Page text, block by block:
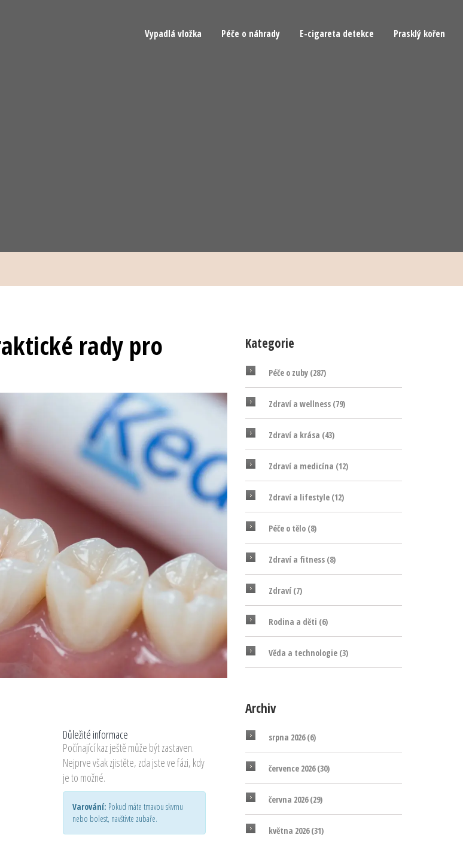
Vypadlá vložka Péče o náhrady E-cigareta detekce Prasklý kořen
rady pro
Důležité informace
Počínající kaz ještě může být zastaven.
Nejprve však zjistěte, zda jste ve fázi, kdy
je to možné.
Varování: Pokud máte tmavou skvrnu
nebo bolest, navštivte zubaře.
Kategorie
Péče o zuby (287)
Zdraví a wellness (79)
Zdraví a krása (43)
Zdraví a medicína (12)
Zdraví a lifestyle (12)
Péče o tělo (8)
Zdraví a fitness (8)
Zdraví (7)
Rodina a děti (6)
Věda a technologie (3)
Archiv
srpna 2026(6)
července 2026(30)
června 2026(29)
května 2026(31)